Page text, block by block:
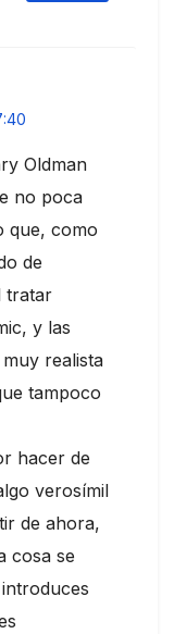
Oldman
no poca
que, como
de
tratar
y las
realista
tampoco
hacer de
verosímil
de ahora,
cosa se